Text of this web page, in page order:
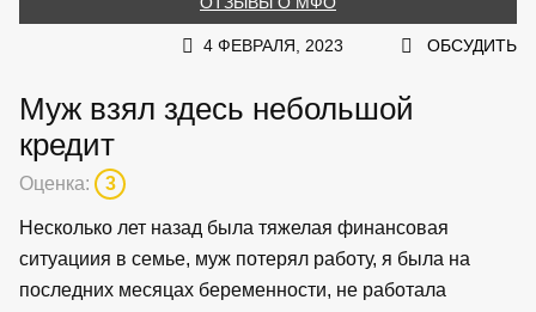
4 ФЕВРАЛЯ, 2023 ОБСУДИТЬ
Муж взял здесь небольшой
кредит
Оценка: 3
Несколько лет назад была тяжелая финансовая
ситуациия в семье, муж потерял работу, я была на
последних месяцах беременности, не работала